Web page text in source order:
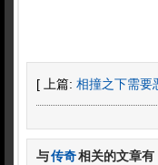
[ 上篇: 相撞之下需要
与传奇相关的文章有